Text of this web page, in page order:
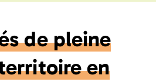
de pleine
en